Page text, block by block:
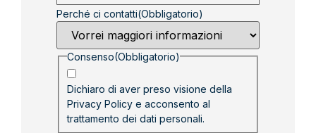
Perché ci contatti(Obbligatorio)
Consenso(Obbligatorio)
Dichiaro di aver preso visione della
Privacy Policye acconsento al
trattamento dei dati personali.